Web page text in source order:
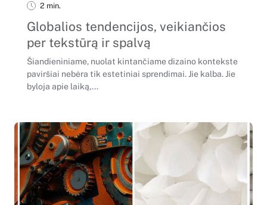
2 min.
Globalios tendencijos, veikiančios
per tekstūrą ir spalvą
Šiandieniniame, nuolat kintančiame dizaino kontekste
paviršiai nebėra tik estetiniai sprendimai. Jie kalba. Jie
byloja apie laiką,...